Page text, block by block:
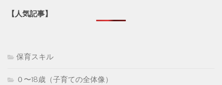
【人気記事】
保育スキル
０〜18歳（子育ての全体像）